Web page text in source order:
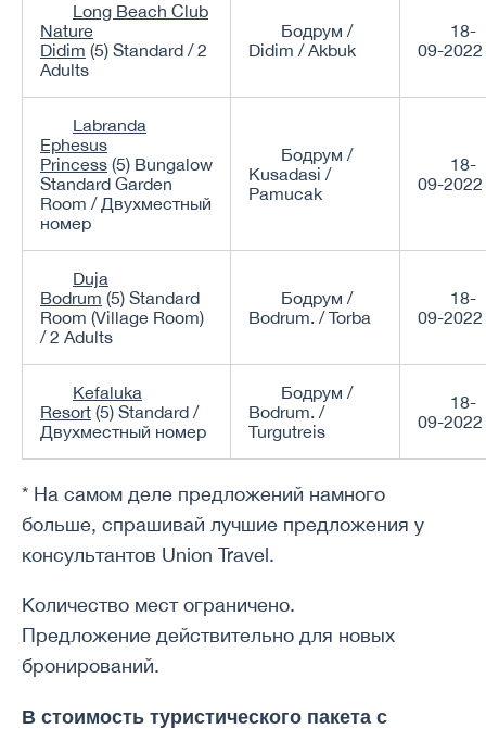
Long Beach Club
Nature
Didim (5) Standard / 2
Adults
Бодрум /
Didim / Akbuk
18-
09-2022
Labranda
Ephesus
Princess (5) Bungalow
Standard Garden
Room / Двухместный
номер
Бодрум /
Kusadasi /
Pamucak
18-
09-2022
Duja
Bodrum (5) Standard
Room (Village Room)
/ 2 Adults
Бодрум /
Bodrum. / Torba
18-
09-2022
Kefaluka
Resort (5) Standard /
Двухместный номер
Бодрум /
Bodrum. /
Turgutreis
18-
09-2022
* На самом деле предложений намного
больше, спрашивай лучшие предложения у
консультантов Union Travel.
Количество мест ограничено.
Предложение действительно для новых
бронирований.
В стоимость туристического пакета с